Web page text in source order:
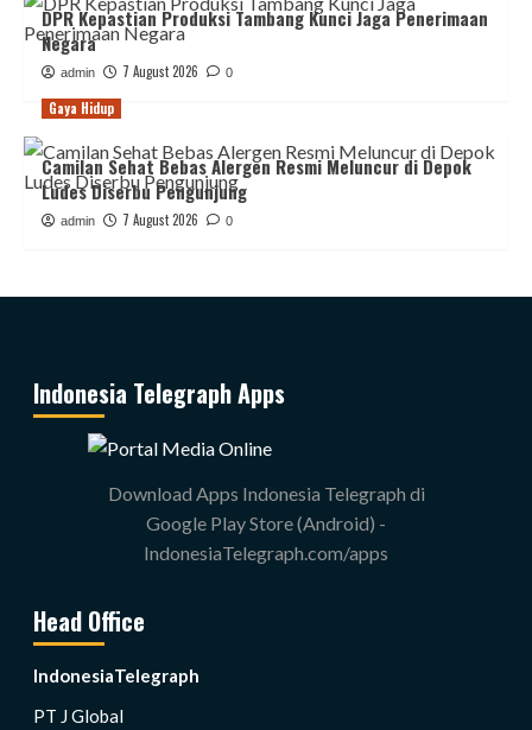
DPR Kepastian Produksi Tambang Kunci Jaga Penerimaan
Negara
admin 7 August 2026 0
Gaya Hidup
Camilan Sehat Bebas Alergen Resmi Meluncur di Depok
Ludes Diserbu Pengunjung
admin 7 August 2026 0
Indonesia Telegraph Apps
Download Apps Indonesia Telegraph di
Google Play Store (Android) -
IndonesiaTelegraph.com/apps
Head Office
IndonesiaTelegraph
PT J Global